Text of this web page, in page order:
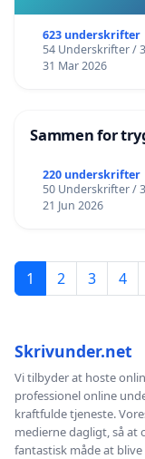
623 underskrifter
54 Underskrifter /
31 Mar 2026
Sammen for
220 underskrifter
50 Underskrifter /
21 Jun 2026
1 2 3 4
Skrivunder.net
Vi tilbyder at hoste
professionel online
kraftfulde tjeneste.
medierne dagligt, så at
fantastisk måde at